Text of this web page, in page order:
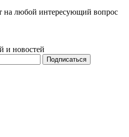
на любой интересующий вопрос
и новостей
Подписаться